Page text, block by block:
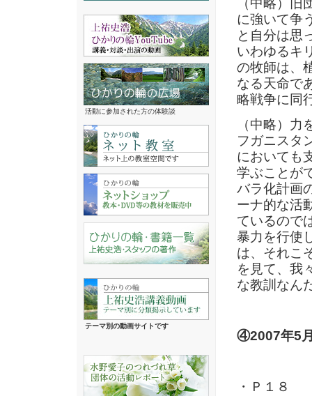
に強いて争
と自分は思
いわゆるキ
の牧師は、
なる天命で
略戦争に同
（中略）
フガニスタ
においても
学ぶことが
バラ化計画
ーナ的な活
ているので
暴力を行使
は、それこ
を見て、我
な教訓なん
④2007年5
・Ｐ１８
活動に参加された方の体験談
テーマ別の動画サイトです